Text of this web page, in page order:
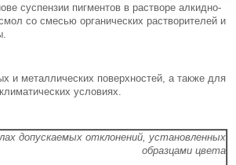
суспензии пигментов в растворе алкидно-
со смесью органических растворителей и
и металлических поверхностей, а также для
условиях.
допускаемых отклонений, установленных
образцами цвета